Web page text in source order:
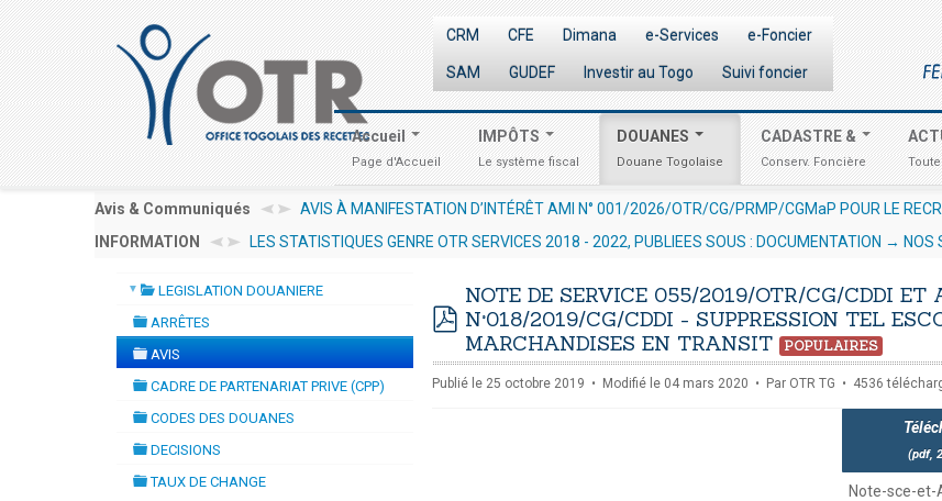
CRM CFE Dimana e-Services e-Foncier
SAM GUDEF Investir au Togo Suivi foncier
Accueil
Page d'Accueil
IMPÔTS
Le système fiscal
DOUANES
Douane Togolaise
CADASTRE &
Conserv. Foncière
Avis & Communiqués
CGMaP POUR LE RECRUTEMENT D'UN EXPERT /CONSULTANT RESSOURCES HUMAINES EN VUE DE LA
AVIS AUX
INFORMATION
INVESTIR AU TOGO : LES PROCEDURES
▼ LEGISLATION DOUANIERE
folder
ARRÊTES
folder
AVIS
CADRE DE PARTENARIAT PRIVE (CPP)
CODES DES DOUANES
DECISIONS
TAUX DE CHANGE
pdf
NOTE DE SERVICE 055/2019/OTR/CG/CDDI ET
N°018/2019/CG/CDDI - SUPPRESSION TEL
MARCHANDISES EN TRANSIT
POPULAIRES
Publié le 25 octobre 2019 Modifié le 04 mars 2020 Par OTR TG 4536
(pdf,
Note-sce-et-